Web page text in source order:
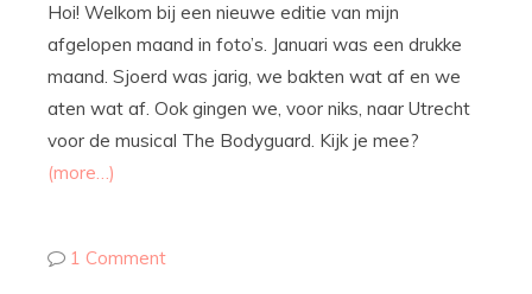
Hoi! Welkom bij een nieuwe editie van mijn
afgelopen maand in foto’s. Januari was een drukke
maand. Sjoerd was jarig, we bakten wat af en we
aten wat af. Ook gingen we, voor niks, naar Utrecht
voor de musical The Bodyguard. Kijk je mee?
(more…)
1 Comment